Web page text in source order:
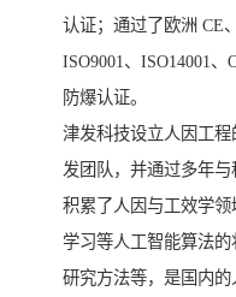
认证；通过了欧洲 CE
ISO9001、ISO14001
防爆认证。
津发科技设立人因工
发团队，并通过多年与
积累了人因与工效学
学习等人工智能算法
研究方法等，是国内